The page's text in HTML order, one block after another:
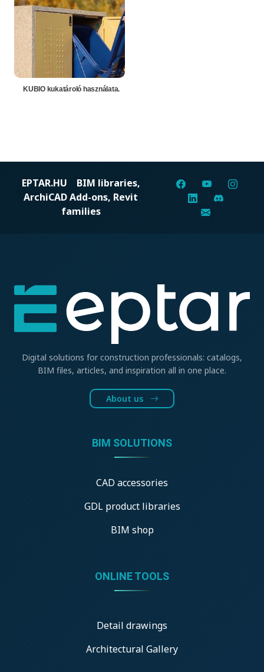
KUBIO kukatároló használata.
EPTAR.HU BIM libraries,
ArchiCAD Add-ons, Revit
families
Digital solutions for construction professionals: catalogs,
BIM files, articles, and inspiration all in one place.
About us
BIM SOLUTIONS
CAD accessories
GDL product libraries
BIM shop
ONLINE TOOLS
Detail drawings
Architectural Gallery